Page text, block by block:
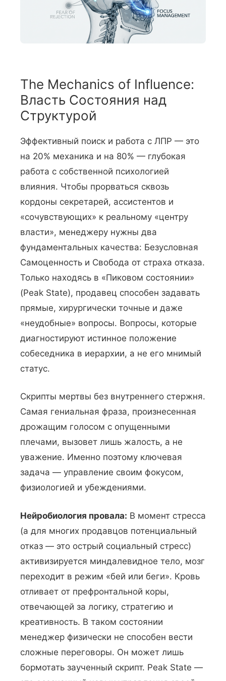
The Mechanics of Influence:
Власть Состояния над
Структурой
Эффективный поиск и работа с ЛПР — это
на 20% механика и на 80% — глубокая
работа с собственной психологией
влияния. Чтобы прорваться сквозь
кордоны секретарей, ассистентов и
«сочувствующих» к реальному «центру
власти», менеджеру нужны два
фундаментальных качества: Безусловная
Самоценность и Свобода от страха отказа.
Только находясь в «Пиковом состоянии»
(Peak State), продавец способен задавать
прямые, хирургически точные и даже
«неудобные» вопросы. Вопросы, которые
диагностируют истинное положение
собеседника в иерархии, а не его мнимый
статус.
Скрипты мертвы без внутреннего стержня.
Самая гениальная фраза, произнесенная
дрожащим голосом с опущенными
плечами, вызовет лишь жалость, а не
уважение. Именно поэтому ключевая
задача — управление своим фокусом,
физиологией и убеждениями.
Нейробиология провала: В момент стресса
(а для многих продавцов потенциальный
отказ — это острый социальный стресс)
активизируется миндалевидное тело, мозг
переходит в режим «бей или беги». Кровь
отливает от префронтальной коры,
отвечающей за логику, стратегию и
креативность. В таком состоянии
менеджер физически не способен вести
сложные переговоры. Он может лишь
бормотать заученный скрипт. Peak State —